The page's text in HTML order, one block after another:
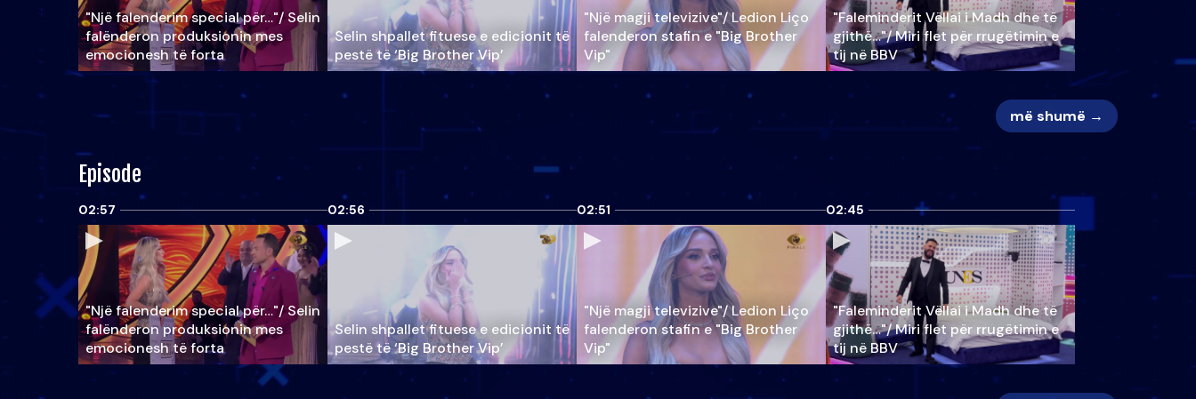
"Një falenderim special për…"/ Selin
falënderon produksionin mes
emocionesh të forta
Selin shpallet fituese e edicionit të
pestë të ‘Big Brother Vip’
"Një magji televizive"/ Ledion Liço
falenderon stafin e "Big Brother
Vip"
"Faleminderit Vëllai i Madh dhe të
gjithë…"/ Miri flet për rrugëtimin e
tij në BBV
më shumë →
Episode
02:57
"Një falenderim special për…"/ Selin
falënderon produksionin mes
emocionesh të forta
02:56
Selin shpallet fituese e edicionit të
pestë të ‘Big Brother Vip’
02:51
"Një magji televizive"/ Ledion Liço
falenderon stafin e "Big Brother
Vip"
02:45
"Faleminderit Vëllai i Madh dhe të
gjithë…"/ Miri flet për rrugëtimin e
tij në BBV